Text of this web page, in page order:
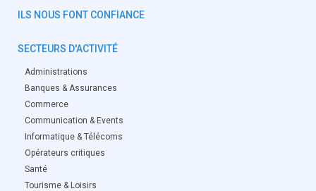
ILS NOUS FONT CONFIANCE
SECTEURS D'ACTIVITÉ
Administrations
Banques & Assurances
Commerce
Communication & Events
Informatique & Télécoms
Opérateurs critiques
Santé
Tourisme & Loisirs